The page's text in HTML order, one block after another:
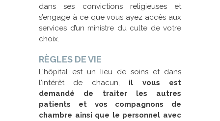
dans ses convictions religieuses et
s’engage à ce que vous ayez accès aux
services d’un ministre du culte de votre
choix.
RÈGLES DE VIE
L'hôpital est un lieu de soins et dans
l'intérêt de chacun, il vous est
demandé de traiter les autres
patients et vos compagnons de
chambre ainsi que le personnel avec